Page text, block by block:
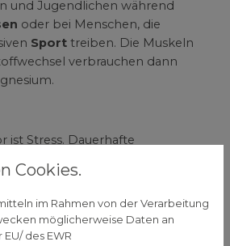
und Jugendlichen während
oder bei Menschen, die
Sport treiben. Die Muskeln
verbrauchen dann
ist Stress. Dauerhafte
körperlichen Stress, führt
mehr Mineralstoffe
auch Magnesium.
Cookies.
im Rahmen von der Verarbeitung
möglicherweise Daten an
des EWR